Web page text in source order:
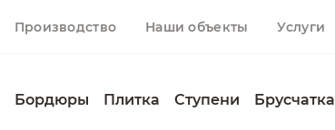
Производство Наши объекты Услуги
Бордюры Плитка Ступени Брусчатка